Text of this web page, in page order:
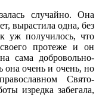
случайно. Она
вырастила одна, без
уж получилось, что
протеже и он
сама добровольно-
она очень и очень, но
Свято-
изредка забегала,